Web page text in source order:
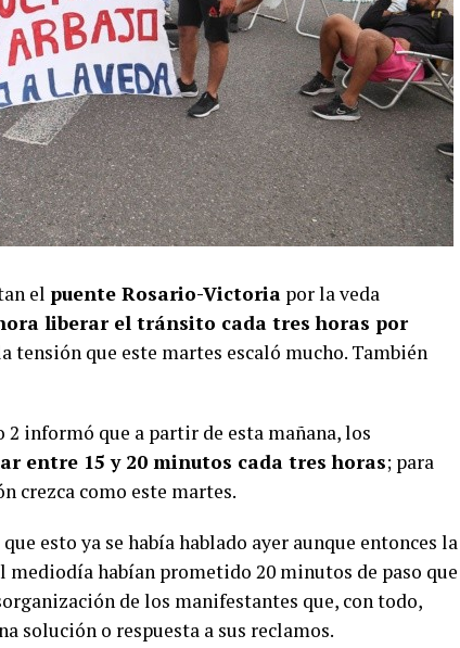
el puente Rosario-Victoria por la veda
liberar el tránsito cada tres horas por
tensión que este martes escaló mucho. También
informó que a partir de esta mañana, los
entre 15 y 20 minutos cada tres horas; para
crezca como este martes.
esto ya se había hablado ayer aunque entonces la
habían prometido 20 minutos de paso que
de los manifestantes que, con todo,
solución o respuesta a sus reclamos.